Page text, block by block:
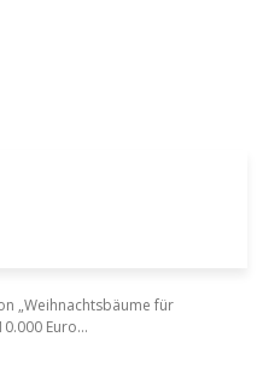
„Weihnachtsbäume für
Euro...